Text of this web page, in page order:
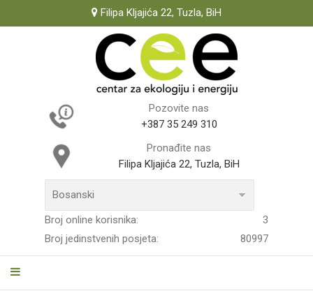
Filipa Kljajića 22, Tuzla, BiH
Pozovite nas
+387 35 249 310
Pronađite nas
Filipa Kljajića 22, Tuzla, BiH
Broj online korisnika:
3
Broj jedinstvenih posjeta:
80997